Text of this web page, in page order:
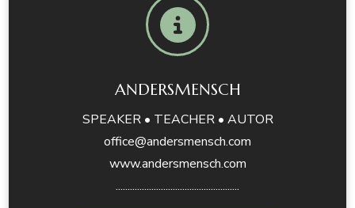
ANDERSMENSCH
SPEAKER • TEACHER • AUTOR
office@andersmensch.com
www.andersmensch.com
....................................................